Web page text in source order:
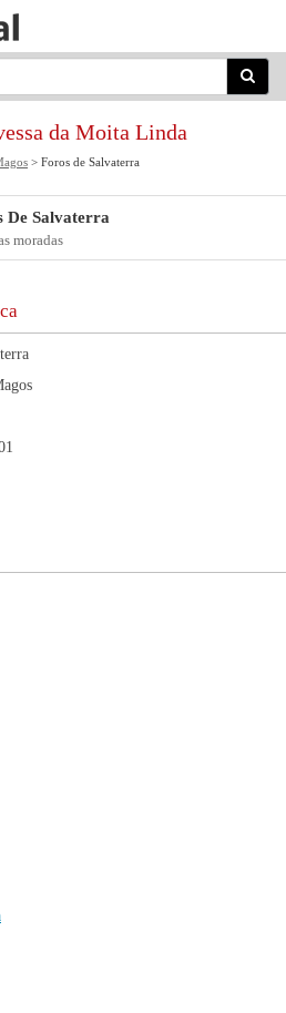
da Moita Linda
> Foros de Salvaterra
De Salvaterra
moradas